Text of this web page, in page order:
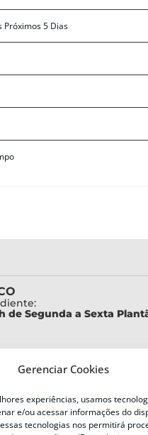
Gerenciar Cookies
experiências, usamos
e/ou acessar informações do
tecnologias nos permitirá
Próximos 5 Dias
de Segunda a Sexta